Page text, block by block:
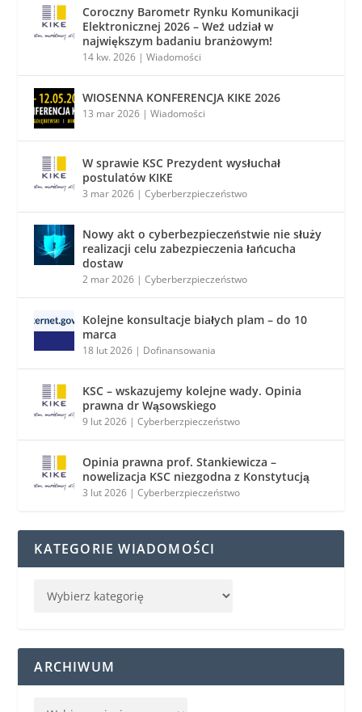
Coroczny Barometr Rynku Komunikacji
Elektronicznej 2026 – Weź udział w
największym badaniu branżowym!
14 kw. 2026 |Wiadomości
WIOSENNA KONFERENCJA KIKE 2026
13 mar 2026 |Wiadomości
W sprawie KSC Prezydent wysłuchał
postulatów KIKE
3 mar 2026 |Cyberberzpieczeństwo
Nowy akt o cyberbezpieczeństwie nie służy
realizacji celu zabezpieczenia łańcucha
dostaw
2 mar 2026 |Cyberberzpieczeństwo
Kolejne konsultacje białych plam – do 10
marca
18 lut 2026 | Dofinansowania
KSC – wskazujemy kolejne wady. Opinia
prawna dr Wąsowskiego
9 lut 2026 |Cyberberzpieczeństwo
Opinia prawna prof. Stankiewicza –
nowelizacja KSC niezgodna z Konstytucją
3 lut 2026 |Cyberberzpieczeństwo
KATEGORIE WIADOMOŚCI
ARCHIWUM